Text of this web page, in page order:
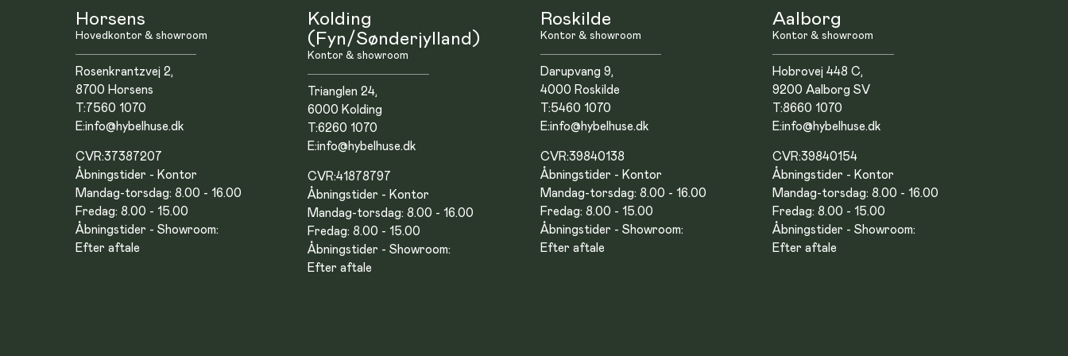
Horsens
Hovedkontor & showroom
Rosenkrantzvej 2,
8700 Horsens
T: 7560 1070
E:info@hybelhuse.dk
CVR:37387207
Åbningstider - Kontor
Mandag-torsdag: 8.00 - 16.00
Fredag: 8.00 - 15.00
Åbningstider - Showroom:
Efter aftale
Kolding
(Fyn/Sønderjylland)
Kontor & showroom
Trianglen 24,
6000 Kolding
T:6260 1070
E:info@hybelhuse.dk
CVR:41878797
Åbningstider - Kontor
Mandag-torsdag: 8.00 - 16.00
Fredag: 8.00 - 15.00
Åbningstider - Showroom:
Efter aftale
Roskilde
Kontor & showroom
Darupvang 9,
4000 Roskilde
T:5460 1070
E:info@hybelhuse.dk
CVR:39840138
Åbningstider - Kontor
Mandag-torsdag: 8.00 - 16.00
Fredag: 8.00 - 15.00
Åbningstider - Showroom:
Efter aftale
Aalborg
Kontor & showroom
Hobrovej 448 C,
9200 Aalborg SV
T:8660 1070
E:info@hybelhuse.dk
CVR:39840154
Åbningstider - Kontor
Mandag-torsdag: 8.00 - 16.00
Fredag: 8.00 - 15.00
Åbningstider - Showroom:
Efter aftale